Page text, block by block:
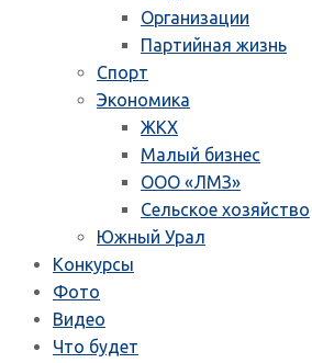
Организации
Партийная жизнь
Спорт
Экономика
ЖКХ
Малый бизнес
ООО «ЛМЗ»
Сельское хозяйство
Южный Урал
Конкурсы
Фото
Видео
Что будет